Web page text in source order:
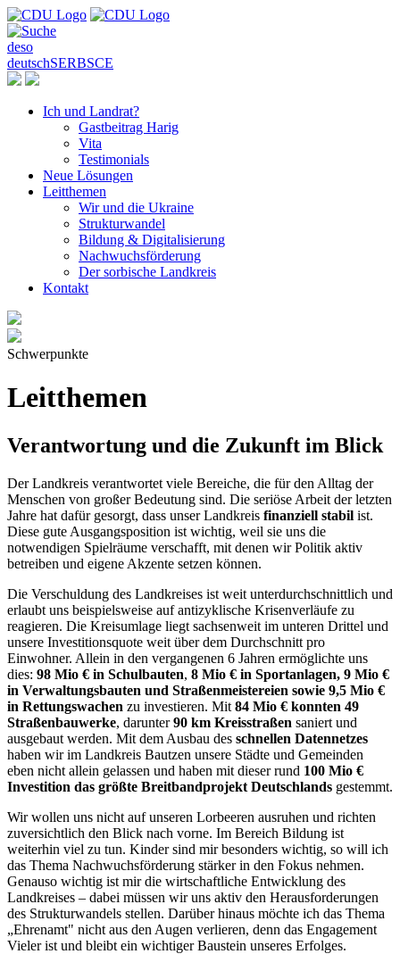
deso
deutschSERBSCE
Ich und Landrat?
Gastbeitrag Harig
Vita
Testimonials
Neue Lösungen
Leitthemen
Wir und die Ukraine
Strukturwandel
Bildung & Digitalisierung
Nachwuchsförderung
Der sorbische Landkreis
Kontakt
Schwerpunkte
Leitthemen
Verantwortung und die Zukunft im Blick
Der Landkreis verantwortet viele Bereiche, die für den Alltag der
Menschen von großer Bedeutung sind. Die seriöse Arbeit der letzten
Jahre hat dafür gesorgt, dass unser Landkreis finanziell stabil ist.
Diese gute Ausgangsposition ist wichtig, weil sie uns die
notwendigen Spielräume verschafft, mit denen wir Politik aktiv
betreiben und eigene Akzente setzen können.
Die Verschuldung des Landkreises ist weit unterdurchschnittlich und
erlaubt uns beispielsweise auf antizyklische Krisenverläufe zu
reagieren. Die Kreisumlage liegt sachsenweit im unteren Drittel und
unsere Investitionsquote weit über dem Durchschnitt pro
Einwohner. Allein in den vergangenen 6 Jahren ermöglichte uns
dies: 98 Mio € in Schulbauten, 8 Mio € in Sportanlagen, 9 Mio €
in Verwaltungsbauten und Straßenmeistereien sowie 9,5 Mio €
in Rettungswachen zu investieren. Mit 84 Mio € konnten 49
Straßenbauwerke, darunter90 km Kreisstraßen saniert und
ausgebaut werden. Mit dem Ausbau des schnellen Datennetzes
haben wir im Landkreis Bautzen unsere Städte und Gemeinden
eben nicht allein gelassen und haben mit dieser rund 100 Mio €
Investition das größte Breitbandprojekt Deutschlands gestemmt.
Wir wollen uns nicht auf unseren Lorbeeren ausruhen und richten
zuversichtlich den Blick nach vorne. Im Bereich Bildung ist
weiterhin viel zu tun. Kinder sind mir besonders wichtig, so will ich
das Thema Nachwuchsförderung stärker in den Fokus nehmen.
Genauso wichtig ist mir die wirtschaftliche Entwicklung des
Landkreises – dabei müssen wir uns aktiv den Herausforderungen
des Strukturwandels stellen. Darüber hinaus möchte ich das Thema
„Ehrenamt" nicht aus den Augen verlieren, denn das Engagement
Vieler ist und bleibt ein wichtiger Baustein unseres Erfolges.